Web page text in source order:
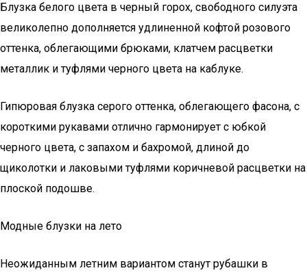
Блузка белого цвета в черный горох, свободного силуэта
великолепно дополняется удлиненной кофтой розового
оттенка, облегающими брюками, клатчем расцветки
металлик и туфлями черного цвета на каблуке.
Гипюровая блузка серого оттенка, облегающего фасона, с
короткими рукавами отлично гармонирует с юбкой
черного цвета, с запахом и бахромой, длиной до
щиколотки и лаковыми туфлями коричневой расцветки на
плоской подошве.
Модные блузки на лето
Неожиданным летним вариантом станут рубашки в